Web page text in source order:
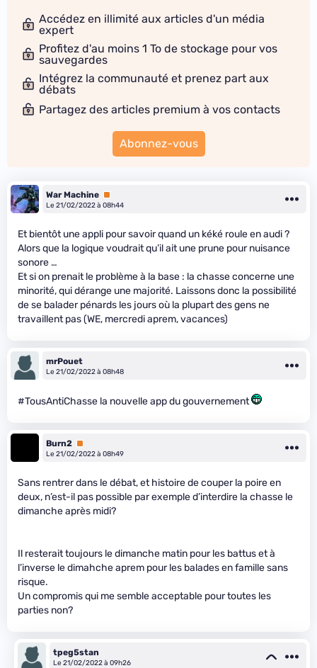
Accédez en illimité aux articles d'un média
expert
Profitez d'au moins 1 To de stockage pour vos
sauvegardes
Intégrez la communauté et prenez part aux
débats
Partagez des articles premium à vos contacts
Abonnez-vous
War Machine Premium
Le 21/02/2022 à 08h44
Et bientôt une appli pour savoir quand un kéké roule en audi ?
Alors que la logique voudrait qu’il ait une prune pour nuisance
sonore …
Et si on prenait le problème à la base : la chasse concerne une
minorité, qui dérange une majorité. Laissons donc la possibilité
de se balader pénards les jours où la plupart des gens ne
travaillent pas (WE, mercredi aprem, vacances)
mrPouet
Le 21/02/2022 à 08h48
#TousAntiChasse la nouvelle app du gouvernement
Burn2 Premium
Le 21/02/2022 à 08h49
Sans rentrer dans le débat, et histoire de couper la poire en
deux, n’est-il pas possible par exemple d’interdire la chasse le
dimanche après midi?
Il resterait toujours le dimanche matin pour les battus et à
l’inverse le dimahche aprem pour les balades en famille sans
risque.
Un compromis qui me semble acceptable pour toutes les
parties non?
tpeg5stan
Le 21/02/2022 à 09h26